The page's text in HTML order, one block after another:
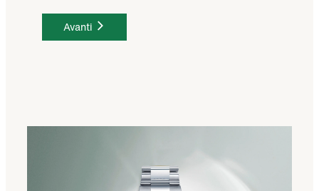
Avanti